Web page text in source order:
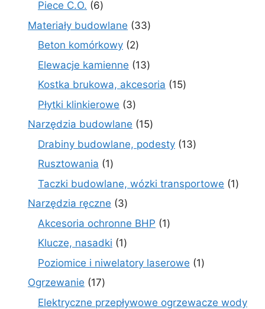
Piece C.O. 66
produktów
Materiały budowlane 3333
Beton komórkowy 22
produkty
Elewacje kamienne 1313
produktów
Kostka brukowa, akcesoria 1515
Płytki klinkierowe 33
produkty
Narzędzia budowlane 1515
produktów
Drabiny budowlane, podesty 1313
Rusztowania 11
produkt
Taczki budowlane, wózki transportowe 11
Narzędzia ręczne 33
produkty
Akcesoria ochronne BHP 11
Klucze, nasadki 11
produkt
Poziomice i niwelatory laserowe 11
Ogrzewanie 1717
produktów
Elektryczne przepływowe ogrzewacze wody